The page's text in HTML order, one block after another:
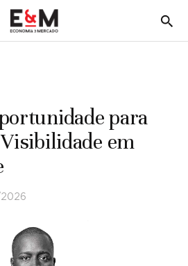
5
para
em
2026